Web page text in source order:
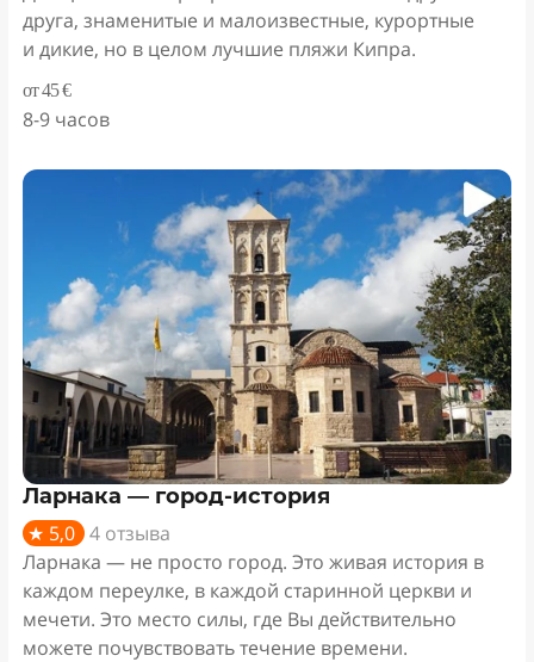
друга, знаменитые и малоизвестные, курортные
и дикие, но в целом лучшие пляжи Кипра.
от 45 €
8-9 часов
Ларнака — город-история
★ 5,0 4 отзыва
Ларнака — не просто город. Это живая история в
каждом переулке, в каждой старинной церкви и
мечети. Это место силы, где Вы действительно
можете почувствовать течение времени.